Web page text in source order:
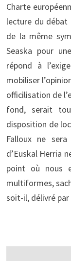
Charte
lecture du
de la même
Seaska pour
répond à
mobiliser
officilisation de
fond, serait
disposition de
Falloux ne sera
d’Euskal Herria
point où nous
multiformes,
soit-il, délivré